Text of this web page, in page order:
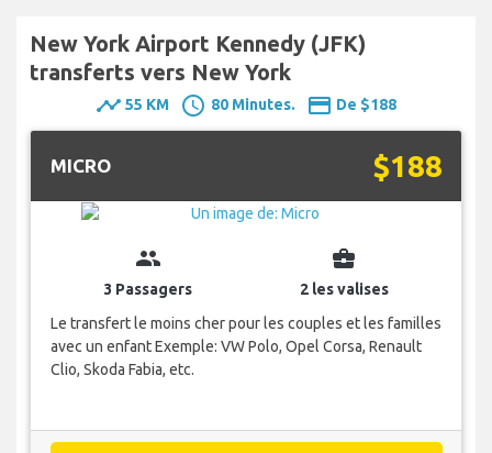
New York Airport Kennedy (JFK)
transferts vers New York
timeline 55 KM schedule 80 Minutes. payment De $188
MICRO $188
group
3 Passagers
business_center
2 les valises
Le transfert le moins cher pour les couples et les familles
avec un enfant Exemple: VW Polo, Opel Corsa, Renault
Clio, Skoda Fabia, etc.